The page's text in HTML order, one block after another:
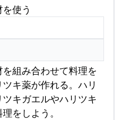
使う
組み合わせて料理を
キ薬が作れる。ハリ
キガエルやハリツキ
をしよう。